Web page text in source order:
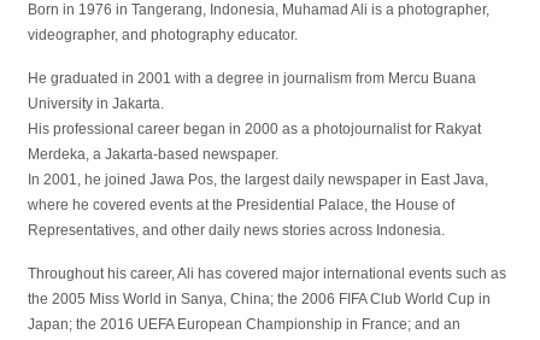
Born in 1976 in Tangerang, Indonesia, Muhamad Ali is a photographer,
videographer, and photography educator.
He graduated in 2001 with a degree in journalism from Mercu Buana
University in Jakarta.
His professional career began in 2000 as a photojournalist for Rakyat
Merdeka, a Jakarta-based newspaper.
In 2001, he joined Jawa Pos, the largest daily newspaper in East Java,
where he covered events at the Presidential Palace, the House of
Representatives, and other daily news stories across Indonesia.
Throughout his career, Ali has covered major international events such as
the 2005 Miss World in Sanya, China; the 2006 FIFA Club World Cup in
Japan; the 2016 UEFA European Championship in France; and an